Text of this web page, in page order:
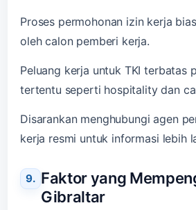
Proses permohonan izin kerja
oleh calon pemberi kerja.
Peluang kerja untuk TKI terbatas
tertentu seperti hospitality dan
Disarankan menghubungi agen
kerja resmi untuk informasi lebih
Faktor yang
Gibraltar